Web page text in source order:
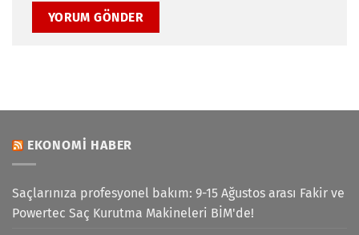
EKONOMI HABER
Saçlarınıza profesyonel bakım: 9-15 Ağustos arası Fakir ve
Powertec Saç Kurutma Makineleri BİM'de!